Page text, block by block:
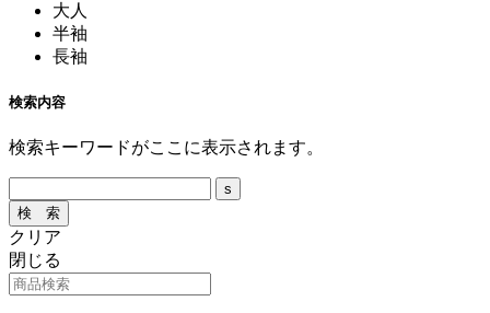
大人
半袖
長袖
検索内容
検索キーワードがここに表示されます。
クリア
閉じる